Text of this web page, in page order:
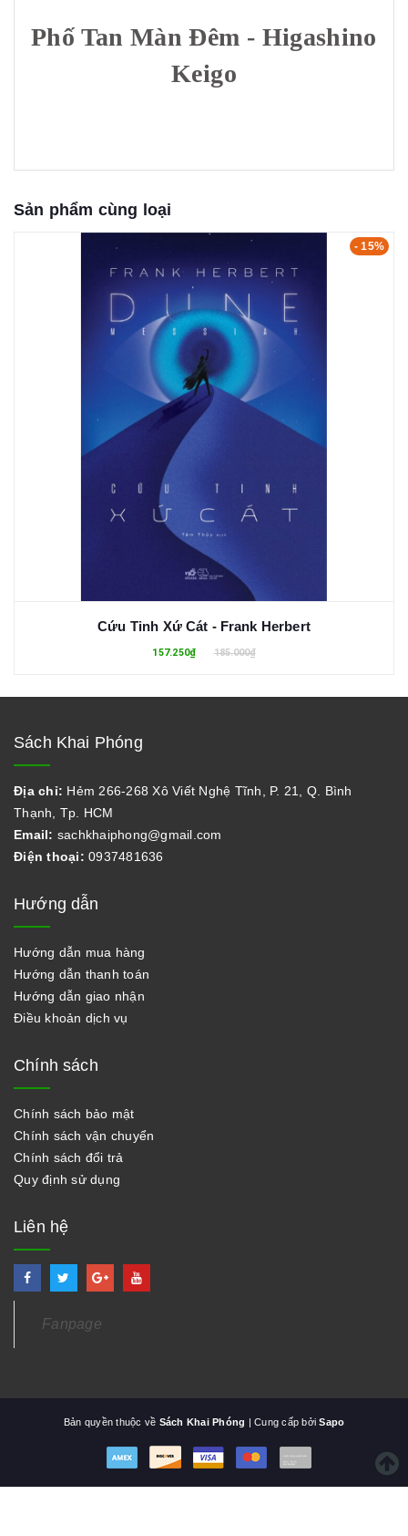
Phố Tan Màn Đêm - Higashino
Keigo
Sản phẩm cùng loại
- 15%
Cứu Tinh Xứ Cát - Frank Herbert
157.250₫ 185.000₫
Sách Khai Phóng
Địa chỉ: Hẻm 266-268 Xô Viết Nghệ Tĩnh, P. 21, Q. Bình
Thạnh, Tp. HCM
Email: sachkhaiphong@gmail.com
Điện thoại: 0937481636
Hướng dẫn
Hướng dẫn mua hàng
Hướng dẫn thanh toán
Hướng dẫn giao nhận
Điều khoản dịch vụ
Chính sách
Chính sách bảo mật
Chính sách vận chuyển
Chính sách đổi trả
Quy định sử dụng
Liên hệ
Fanpage
Bản quyền thuộc về Sách Khai Phóng | Cung cấp bởiSapo